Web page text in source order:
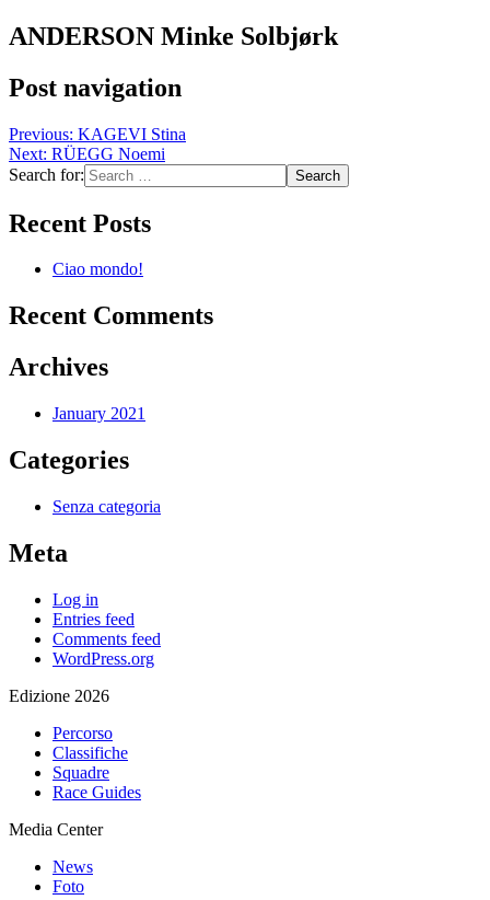
ANDERSON Minke Solbjørk
Post navigation
Previous: KAGEVI Stina
Next: RÜEGG Noemi
Search for:
Recent Posts
Ciao mondo!
Recent Comments
Archives
January 2021
Categories
Senza categoria
Meta
Log in
Entries feed
Comments feed
WordPress.org
Edizione 2026
Percorso
Classifiche
Squadre
Race Guides
Media Center
News
Foto